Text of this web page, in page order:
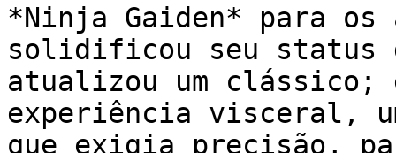
*Ninja Gaiden* para os
solidificou seu status
atualizou um clássico;
experiência visceral,
que exigia precisão,